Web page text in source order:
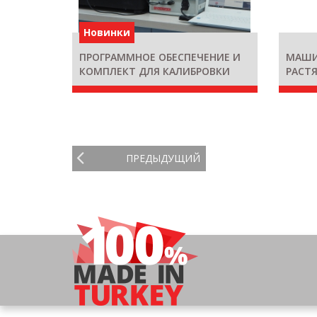
Новинки
ПРОГРАММНОЕ ОБЕСПЕЧЕНИЕ И
КОМПЛЕКТ ДЛЯ КАЛИБРОВКИ
СИЛЫ DVT KAL
NU
ПРЕДЫДУЩИЙ